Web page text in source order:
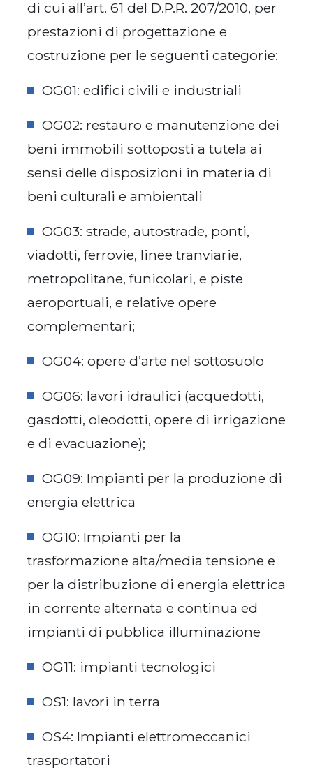
di cui all’art. 61 del D.P.R. 207/2010, per
prestazioni di progettazione e
costruzione per le seguenti categorie:
OG01: edifici civili e industriali
OG02: restauro e manutenzione dei
beni immobili sottoposti a tutela ai
sensi delle disposizioni in materia di
beni culturali e ambientali
OG03: strade, autostrade, ponti,
viadotti, ferrovie, linee tranviarie,
metropolitane, funicolari, e piste
aeroportuali, e relative opere
complementari;
OG04: opere d’arte nel sottosuolo
OG06: lavori idraulici (acquedotti,
gasdotti, oleodotti, opere di irrigazione
e di evacuazione);
OG09: Impianti per la produzione di
energia elettrica
OG10: Impianti per la
trasformazione alta/media tensione e
per la distribuzione di energia elettrica
in corrente alternata e continua ed
impianti di pubblica illuminazione
OG11: impianti tecnologici
OS1: lavori in terra
OS4: Impianti elettromeccanici
trasportatori